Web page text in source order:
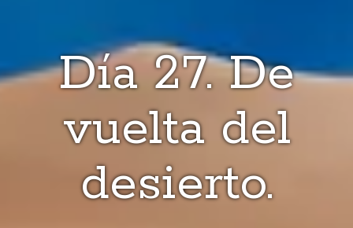
Día 27. De
vuelta del
desierto.